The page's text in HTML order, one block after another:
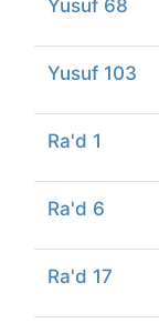
Yusuf 68
Yusuf 103
Ra'd 1
Ra'd 6
Ra'd 17